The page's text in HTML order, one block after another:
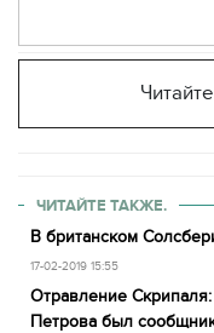
ЧИТАЙТЕ ТАКЖЕ.
В британском
17-02-2019 15:55
Отравление
Петрова был